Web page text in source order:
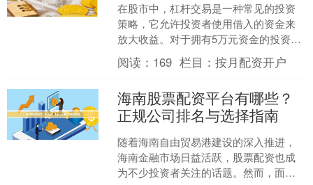
在股市中，杠杆交易是一种常见的投资
策略，它允许投资者使用借入的资金来
放大收益。对于拥有5万元资金的投资者
来说正规股票杠杆，合理使用杠杆可能
带来更高的回报，但也伴....
阅读： 169 栏目：按月配资开户
海南股票配资平台有哪些？
正规公司排名与选择指南
随着海南自由贸易港建设的深入推进，
海南金融市场日益活跃，股票配资也成
为不少投资者关注的话题。然而，面对